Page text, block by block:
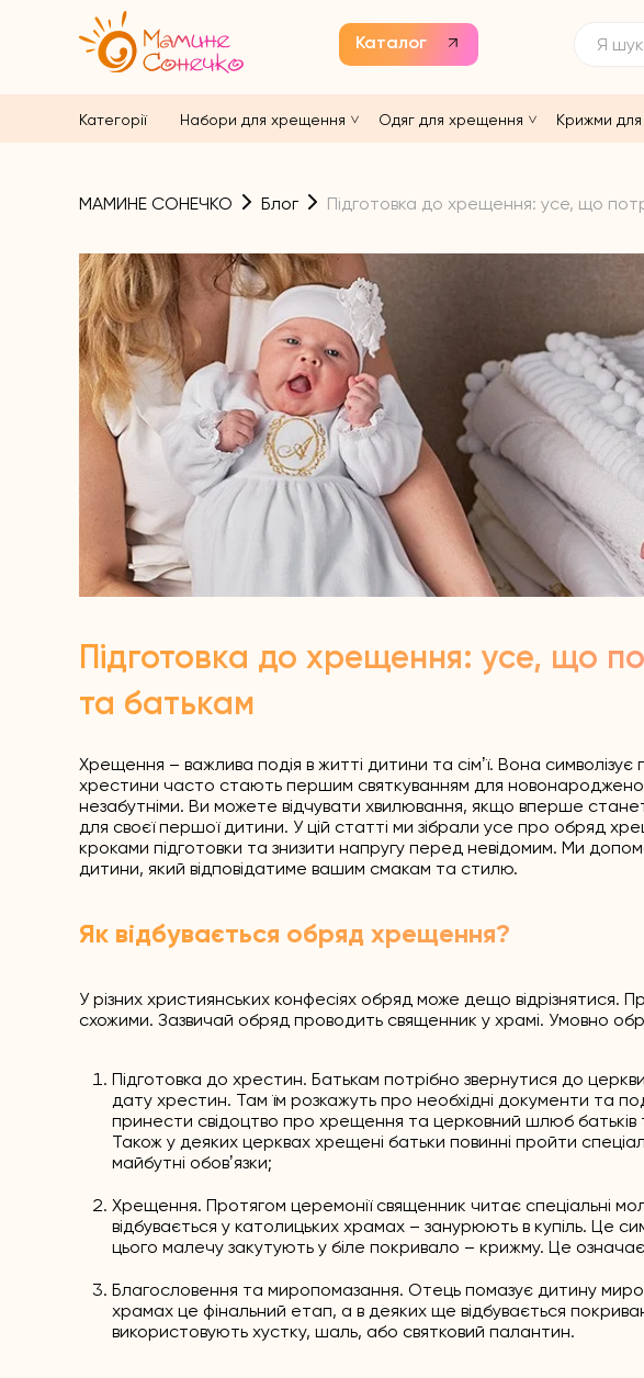
Каталог
Категорії Набори для хрещення Одяг для хрещення Крижми
МАМИНЕ СОНЕЧКО Блог Підготовка до хрещення: усе, що
Підготовка до хрещення: усе, що
та батькам
Хрещення – важлива подія в житті дитини та сімʼї. Вона
хрестини часто стають першим святкуванням для
незабутніми. Ви можете відчувати хвилювання, якщо вперше
для своєї першої дитини. У цій статті ми зібрали усе про обряд
кроками підготовки та знизити напругу перед невідомим. Ми
дитини, який відповідатиме вашим смакам та стилю.
Як відбувається обряд хрещення?
У різних християнських конфесіях обряд може дещо відрізнятися.
схожими. Зазвичай обряд проводить священник у храмі. Умовно
Підготовка до хрестин. Батькам потрібно звернутися до
дату хрестин. Там їм розкажуть про необхідні документи та
принести свідоцтво про хрещення та церковний шлюб
Також у деяких церквах хрещені батьки повинні пройти
майбутні обовʼязки;
Хрещення. Протягом церемонії священник читає спеціальні
відбувається у католицьких храмах – занурюють в купіль. Це
цього малечу закутують у біле покривало – крижму. Це означає
Благословення та миропомазання. Отець помазує дитину
храмах це фінальний етап, а в деяких ще відбувається
використовують хустку, шаль, або святковий палантин.